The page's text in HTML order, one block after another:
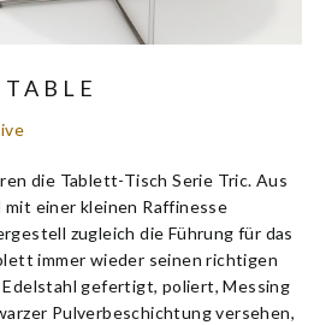
die Tablett-Tisch Serie Tric. Aus
einer kleinen Raffinesse
zugleich die Führung für das
immer wieder seinen richtigen
gefertigt, poliert, Messing
Pulverbeschichtung versehen,